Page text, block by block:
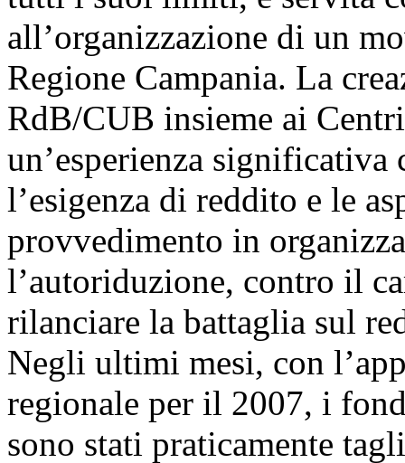
all’organizzazione di un
Regione Campania. La
RdB/CUB insieme ai
un’esperienza significativa
l’esigenza di reddito e le
provvedimento in
l’autoriduzione, contro il
rilanciare la battaglia sul
Negli ultimi mesi, con
regionale per il 2007, i
sono stati praticamente